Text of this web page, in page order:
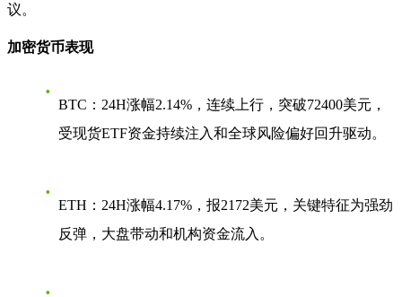
议。
加密货币表现
BTC ：24H涨幅2.14%，连续上行，突破72400美元，
受现货ETF资金持续注入和全球风险偏好回升驱动。
ETH ：24H涨幅4.17%，报2172美元，关键特征为强劲
反弹，大盘带动和机构资金流入。